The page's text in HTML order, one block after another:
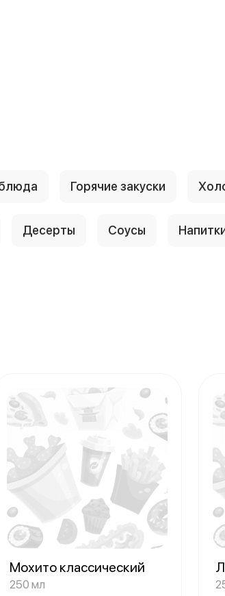
Горячие закуски
Десерты Соусы
Мохито классический
250 мл